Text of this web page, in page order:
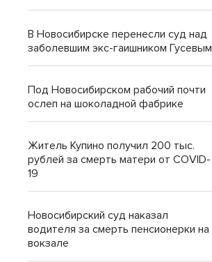
В Новосибирске перенесли суд над
заболевшим экс-гаишником Гусевым
Под Новосибирском рабочий почти
ослеп на шоколадной фабрике
Житель Купино получил 200 тыс.
рублей за смерть матери от COVID-
19
Новосибирский суд наказал
водителя за смерть пенсионерки на
вокзале